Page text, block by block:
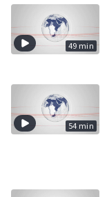
49 min
54 min